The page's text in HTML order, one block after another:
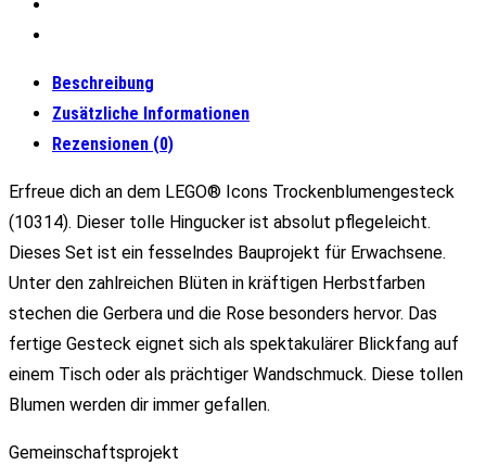
Beschreibung
Zusätzliche Informationen
Rezensionen (0)
Erfreue dich an dem LEGO® Icons Trockenblumengesteck
(10314). Dieser tolle Hingucker ist absolut pflegeleicht.
Dieses Set ist ein fesselndes Bauprojekt für Erwachsene.
Unter den zahlreichen Blüten in kräftigen Herbstfarben
stechen die Gerbera und die Rose besonders hervor. Das
fertige Gesteck eignet sich als spektakulärer Blickfang auf
einem Tisch oder als prächtiger Wandschmuck. Diese tollen
Blumen werden dir immer gefallen.
Gemeinschaftsprojekt